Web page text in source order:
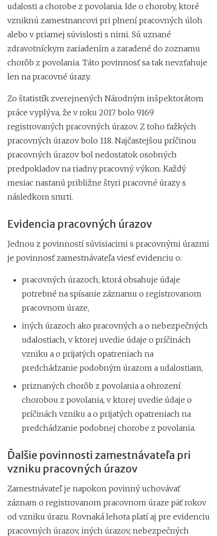
udalosti a chorobe z povolania. Ide o choroby, ktoré
vzniknú zamestnancovi pri plnení pracovných úloh
alebo v priamej súvislosti s nimi. Sú uznané
zdravotníckym zariadením a zaradené do zoznamu
chorôb z povolania. Táto povinnosť sa tak nevzťahuje
len na pracovné úrazy.
Zo štatistík zverejnených Národným inšpektorátom
práce vyplýva, že v roku 2017 bolo 9169
registrovaných pracovných úrazov. Z toho ťažkých
pracovných úrazov bolo 118. Najčastejšou príčinou
pracovných úrazov bol nedostatok osobných
predpokladov na riadny pracovný výkon. Každý
mesiac nastanú približne štyri pracovné úrazy s
následkom smrti.
Evidencia pracovných úrazov
Jednou z povinností súvisiacimi s pracovnými úrazmi
je povinnosť zamestnávateľa viesť evidenciu o:
pracovných úrazoch, ktorá obsahuje údaje
potrebné na spísanie záznamu o registrovanom
pracovnom úraze,
iných úrazoch ako pracovných a o nebezpečných
udalostiach, v ktorej uvedie údaje o príčinách
vzniku a o prijatých opatreniach na
predchádzanie podobným úrazom a udalostiam,
priznaných chorôb z povolania a ohrození
chorobou z povolania, v ktorej uvedie údaje o
príčinách vzniku a o prijatých opatreniach na
predchádzanie podobnej chorobe z povolania.
Ďalšie povinnosti zamestnávateľa pri
vzniku pracovných úrazov
Zamestnávateľ je napokon povinný uchovávať
záznam o registrovanom pracovnom úraze päť rokov
od vzniku úrazu. Rovnaká lehota platí aj pre evidenciu
pracovných úrazov, iných úrazov, nebezpečných